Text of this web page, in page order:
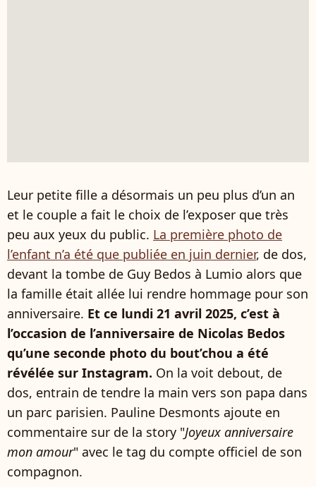
Leur petite fille a désormais un peu plus d’un an
et le couple a fait le choix de l’exposer que très
peu aux yeux du public. La première photo de
l’enfant n’a été que publiée en juin dernier, de dos,
devant la tombe de Guy Bedos à Lumio alors que
la famille était allée lui rendre hommage pour son
anniversaire. Et ce lundi 21 avril 2025, c’est à
l’occasion de l’anniversaire de Nicolas Bedos
qu’une seconde photo du bout’chou a été
révélée sur Instagram. On la voit debout, de
dos, entrain de tendre la main vers son papa dans
un parc parisien. Pauline Desmonts ajoute en
commentaire sur de la story "Joyeux anniversaire
mon amour" avec le tag du compte officiel de son
compagnon.